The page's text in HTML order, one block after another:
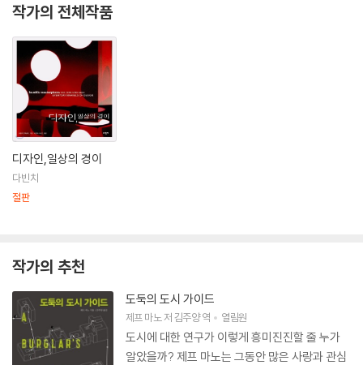
국내에 출간된 『디자인, 일상의 경이』는 친숙하고 소박한 디자인 걸작의
모음집으로 사물을 바라보는 고정된 시각에 대해 다른 방향의 시선을 인식
시켜 준다.
작가의 전체작품
디자인,일상의 경이
다빈치
절판
작가의 추천
도둑의 도시 가이드
제프 마노저김주양역 열림원
도시에 대한 연구가 이렇게 흥미진진할 줄 누가
알았을까? 제프 마노는 그동안 많은 사랑과 관심